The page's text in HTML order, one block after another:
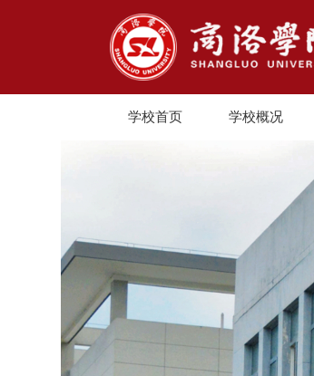
学校首页 学校概况